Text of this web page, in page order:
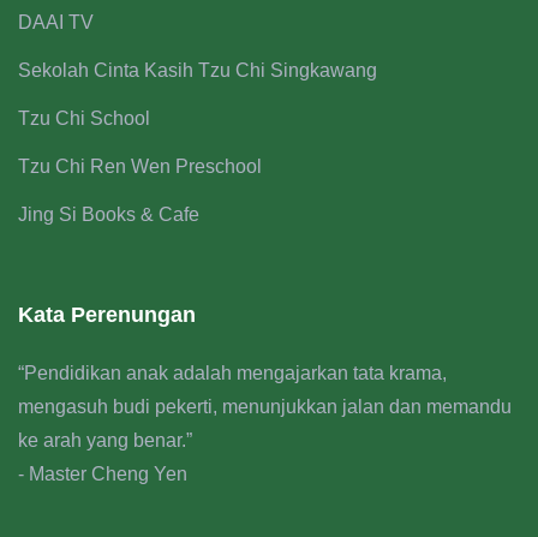
DAAI TV
Sekolah Cinta Kasih Tzu Chi Singkawang
Tzu Chi School
Tzu Chi Ren Wen Preschool
Jing Si Books & Cafe
Kata Perenungan
“Pendidikan anak adalah mengajarkan tata krama,
mengasuh budi pekerti, menunjukkan jalan dan memandu
ke arah yang benar.”
- Master Cheng Yen